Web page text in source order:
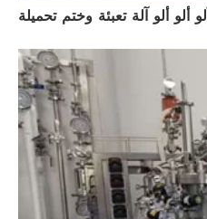
آلو ألو ألو آلة تعبئة وختم تحميلة